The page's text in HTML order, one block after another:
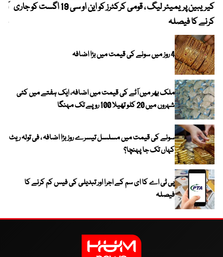
کیریبین پریمیئر لیگ ، قومی کرکٹرز کو این او سی 19 اگست کو جاری
کرنے کا فیصلہ
4 روز میں سونے کی قیمت میں بڑا اضافہ
ملک بھر میں آٹے کی قیمت میں اضافہ، ایک ہفتے میں کئی
شہروں میں 20 کلو تھیلا 100 روپے تک مہنگا
سونے کی قیمت میں مسلسل تیسرے روز بڑا اضافہ ، فی تولہ ریٹ
کہاں تک جا پہنچا؟
پی ٹی اے کا ای سم کے اجرا اور تبدیلی کی فیس کم کرنے کا
فیصلہ